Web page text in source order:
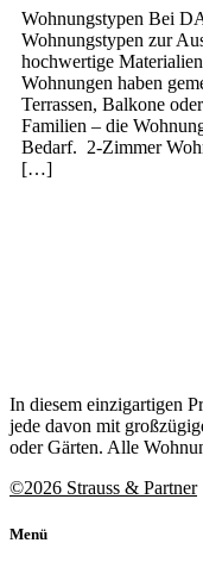
Wohnungstypen Bei
Wohnungstypen zur
hochwertige
Wohnungen haben
Terrassen, Balkone
Familien – die
Bedarf. 2-Zimmer
[…]
In diesem einzigartigen
jede davon mit
oder Gärten. Alle
©2026 Strauss & Partner
Menü